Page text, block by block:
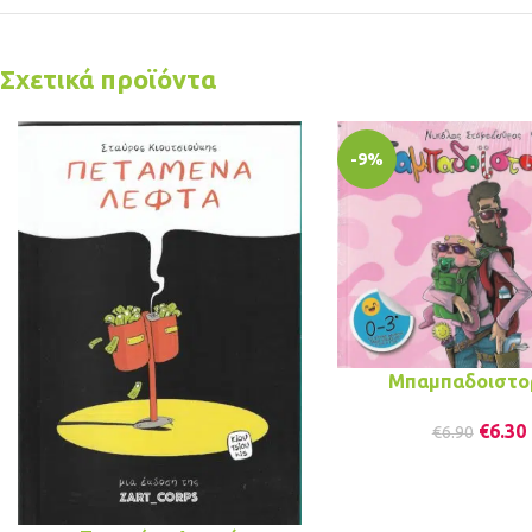
Σχετικά προϊόντα
-9%
€6.90 €6.30